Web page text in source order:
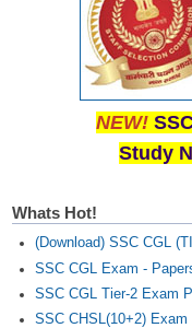
NEW!
Study
Whats Hot!
(Download) SSC CGL
SSC CGL Exam -
SSC CGL Tier-2 Exam
SSC CHSL(10+2)